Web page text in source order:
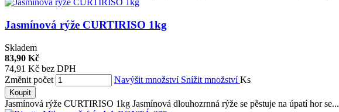
Jasmínová rýže CURTIRISO 1kg
Skladem
83,90 Kč
74,91 Kč bez DPH
Změnit počet
Navýšit množství Snížit množstvíKs
Koupit
Jasmínová rýže CURTIRISO 1kg Jasmínová dlouhozrnná rýže se pěstuje na úpatí hor se...